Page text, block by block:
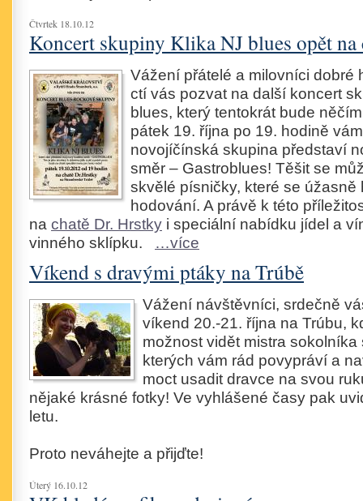
Čtvrtek 18.10.12
Koncert skupiny Klika NJ blues opět na
Vážení přátelé a milovníci dobré
ctí vás pozvat na další koncert
blues, který tentokrát bude
pátek 19. října po 19. hodině
novojíčínská skupina představí
směr – Gastroblues! Těšit se
skvělé písničky, které se úžasně
hodování. A právě k této
na chatě Dr. Hrstky i speciální nabídku jídel a
vinného sklípku. …více
Víkend s dravými ptáky na Trúbě
Vážení návštěvníci, srdečně
víkend 20.-21. října na Trúbu,
možnost vidět mistra sokolníka
kterých vám rád povypráví a
moct usadit dravce na svou
nějaké krásné fotky! Ve vyhlášené časy pak
letu.
Proto neváhejte a přijďte!
Úterý 16.10.12